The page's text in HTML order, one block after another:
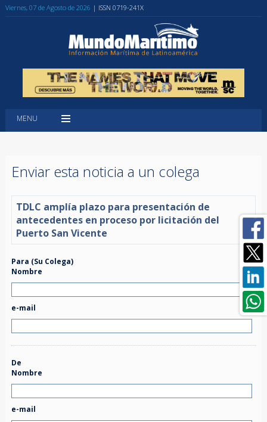
Viernes, 07 de Agosto de 2026 | ISSN 0719-241X
MENU
Enviar esta noticia a un colega
TDLC amplía plazo para presentación de
antecedentes en proceso por licitación del
Puerto San Vicente
Para (Su Colega)
Nombre
e-mail
De
Nombre
e-mail